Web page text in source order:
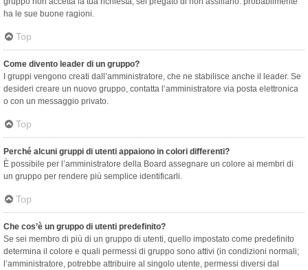
ha le sue buone ragioni.
Top
Come divento leader di un gruppo?
I gruppi vengono creati dall’amministratore, che ne stabilisce anche il leader. Se
desideri creare un nuovo gruppo, contatta l’amministratore via posta elettronica
o con un messaggio privato.
Top
Perché alcuni gruppi di utenti appaiono in colori differenti?
È possibile per l’amministratore della Board assegnare un colore ai membri di
un gruppo per rendere più semplice identificarli.
Top
Che cos’è un gruppo di utenti predefinito?
Se sei membro di più di un gruppo di utenti, quello impostato come predefinito
determina il colore e quali permessi di gruppo sono attivi (in condizioni normali;
l’amministratore, potrebbe attribuire al singolo utente, permessi diversi dal